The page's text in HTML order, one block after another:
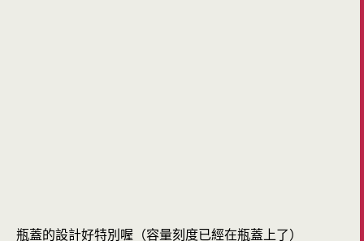
瓶蓋的設計好特別喔（容量刻度已經在瓶蓋上了）